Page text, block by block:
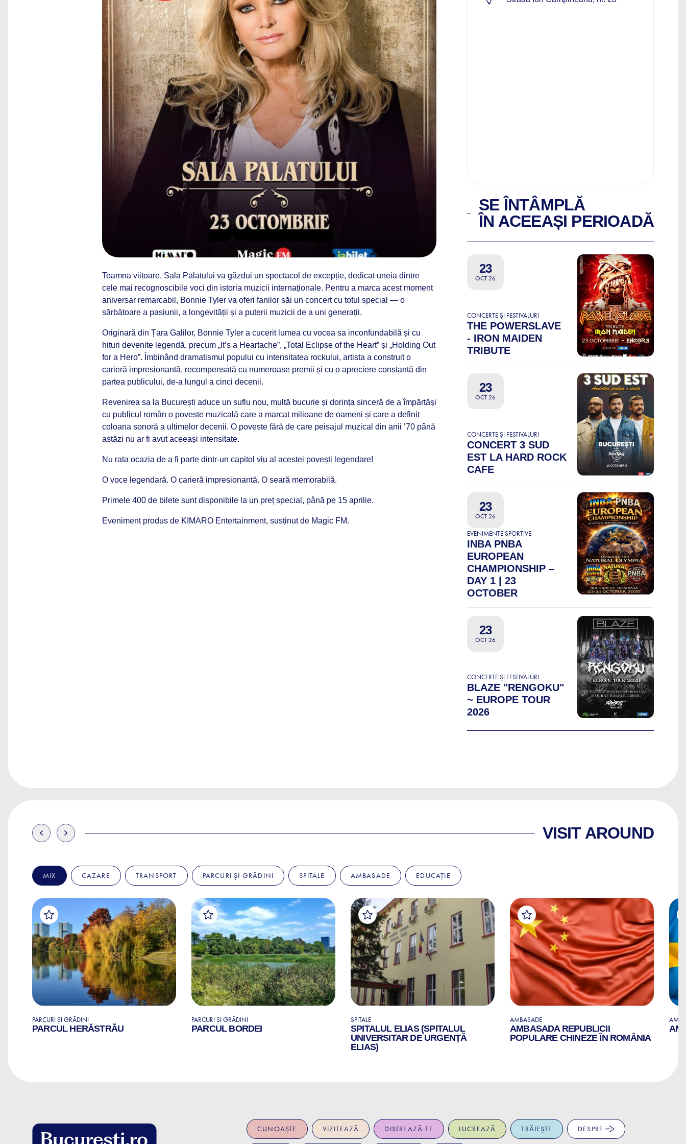
Toamna viitoare, Sala Palatului va găzdui un spectacol de excepție, dedicat uneia dintre
cele mai recognoscibile voci din istoria muzicii internaționale. Pentru a marca acest moment
aniversar remarcabil, Bonnie Tyler va oferi fanilor săi un concert cu totul special — o
sărbătoare a pasiunii, a longevității și a puterii muzicii de a uni generații.
Originară din Țara Galilor, Bonnie Tyler a cucerit lumea cu vocea sa inconfundabilă și cu
hituri devenite legendă, precum „It’s a Heartache”, „Total Eclipse of the Heart” și „Holding Out
for a Hero”. Îmbinând dramatismul popului cu intensitatea rockului, artista a construit o
carieră impresionantă, recompensată cu numeroase premii și cu o apreciere constantă din
partea publicului, de-a lungul a cinci decenii.
Revenirea sa la București aduce un suflu nou, multă bucurie și dorința sinceră de a împărtăși
cu publicul român o poveste muzicală care a marcat milioane de oameni și care a definit
coloana sonoră a ultimelor decenii. O poveste fără de care peisajul muzical din anii ’70 până
astăzi nu ar fi avut aceeași intensitate.
Nu rata ocazia de a fi parte dintr-un capitol viu al acestei povești legendare!
O voce legendară. O carieră impresionantă. O seară memorabilă.
Primele 400 de bilete sunt disponibile la un preț special, până pe 15 aprilie.
Eveniment produs de KIMARO Entertainment, susținut de Magic FM.
SE ÎNTÂMPLĂ
ÎN ACEEAȘI PERIOADĂ
23
OCT 26
CONCERTE ȘI FESTIVALURI
THE POWERSLAVE
- IRON MAIDEN
TRIBUTE
23
OCT 26
CONCERTE ȘI FESTIVALURI
CONCERT 3 SUD
EST LA HARD ROCK
CAFE
23
OCT 26
EVENIMENTE SPORTIVE
INBA PNBA
EUROPEAN
CHAMPIONSHIP –
DAY 1 | 23
OCTOBER
23
OCT 26
CONCERTE ȘI FESTIVALURI
BLAZE "RENGOKU"
~ EUROPE TOUR
2026
VISIT AROUND
MIX CAZARE TRANSPORT PARCURI ȘI GRĂDINI SPITALE AMBASADE EDUCAȚIE
PARCURI ȘI GRĂDINI
PARCUL HERĂSTRĂU
PARCURI ȘI GRĂDINI
PARCUL BORDEI
SPITALE
SPITALUL ELIAS (SPITALUL
UNIVERSITAR DE URGENȚĂ
ELIAS)
AMBASADE
AMBASADA REPUBLICII
POPULARE CHINEZE ÎN ROMÂNIA
CUNOAȘTE VIZITEAZĂ DISTREAZĂ-TE LUCREAZĂ TRĂIEȘTE DESPRE